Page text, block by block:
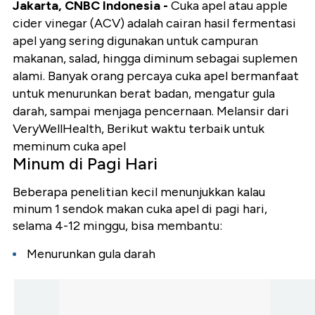
Jakarta, CNBC Indonesia - Cuka apel atau apple
cider vinegar (ACV) adalah cairan hasil fermentasi
apel yang sering digunakan untuk campuran
makanan, salad, hingga diminum sebagai suplemen
alami. Banyak orang percaya cuka apel bermanfaat
untuk menurunkan berat badan, mengatur gula
darah, sampai menjaga pencernaan. Melansir dari
VeryWellHealth, Berikut waktu terbaik untuk
meminum cuka apel
Minum di Pagi Hari
Beberapa penelitian kecil menunjukkan kalau
minum 1 sendok makan cuka apel di pagi hari,
selama 4-12 minggu, bisa membantu:
Menurunkan gula darah